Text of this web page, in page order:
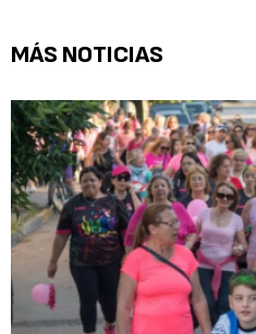
MÁS NOTICIAS